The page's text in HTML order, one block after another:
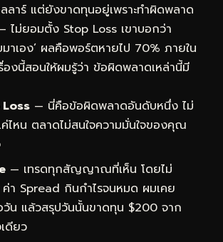
ลาร์ แต่ยังขาดทุนอยู่เพราะทำผิดพลาด
ไม่ยอมตั้ง Stop Loss เขาบอกว่า
มาเอง’ ผลคือพอร์ตหายไป 70% ภายใน
องนี้สอนให้ผมรู้ว่า ข้อผิดพลาดเหล่านี้มี
— นี่คือข้อผิดพลาดอันดับหนึ่ง ไม่
ไหน ตลาดไม่สนใจความมั่นใจของคุณ
— เทรดทุกสัญญาณที่เห็น โดยไม่
Spread กินกำไรจนหมด ผมเคย
วัน แล้วสรุปวันนั้นขาดทุน $200 จาก
ดียว